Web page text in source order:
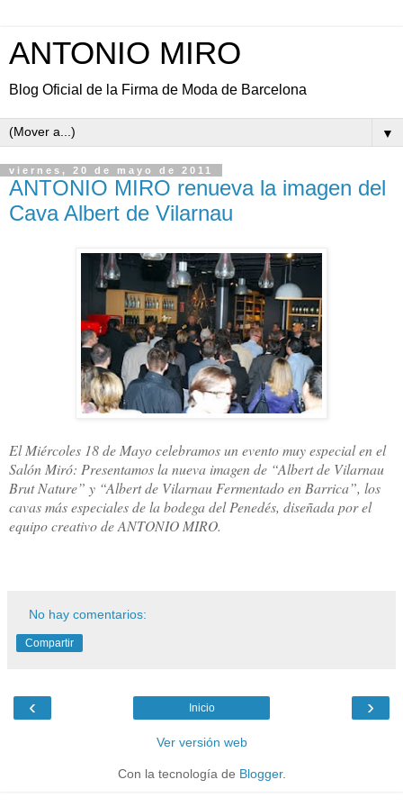
ANTONIO MIRO
Blog Oficial de la Firma de Moda de Barcelona
▼
viernes, 20 de mayo de 2011
ANTONIO MIRO renueva la imagen del
Cava Albert de Vilarnau
El Miércoles 18 de Mayo celebramos un evento muy especial en el
Salón Miró: Presentamos la nueva imagen de “Albert de Vilarnau
Brut Nature” y “Albert de Vilarnau Fermentado en Barrica”, los
cavas más especiales de la bodega del Penedés, diseñada por el
equipo creativo de ANTONIO MIRO.
No hay comentarios:
Compartir
‹ ›
Inicio
Ver versión web
Con la tecnología de Blogger.